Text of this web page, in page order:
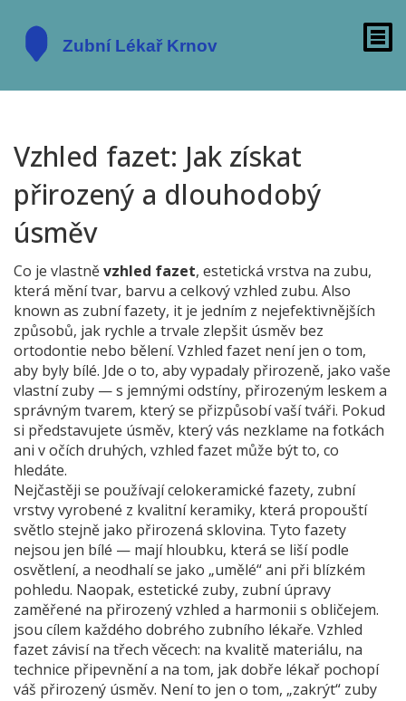
Vzhled fazet: Jak získat
přirozený a dlouhodobý
úsměv
Co je vlastněvzhled fazet, estetická vrstva na zubu,
která mění tvar, barvu a celkový vzhled zubu. Also
known as zubní fazety, it je jedním z nejefektivnějších
způsobů, jak rychle a trvale zlepšit úsměv bez
ortodontie nebo bělení. Vzhled fazet není jen o tom,
aby byly bílé. Jde o to, aby vypadaly přirozeně, jako vaše
vlastní zuby — s jemnými odstíny, přirozeným leskem a
správným tvarem, který se přizpůsobí vaší tváři. Pokud
si představujete úsměv, který vás nezklame na fotkách
ani v očích druhých, vzhled fazet může být to, co
hledáte.
Nejčastěji se používajícelokeramické fazety, zubní
vrstvy vyrobené z kvalitní keramiky, která propouští
světlo stejně jako přirozená sklovina. Tyto fazety
nejsou jen bílé — mají hloubku, která se liší podle
osvětlení, a neodhalí se jako „umělé“ ani při blízkém
pohledu. Naopak, estetické zuby, zubní úpravy
zaměřené na přirozený vzhled a harmonii s obličejem.
jsou cílem každého dobrého zubního lékaře. Vzhled
fazet závisí na třech věcech: na kvalitě materiálu, na
technice připevnění a na tom, jak dobře lékař pochopí
váš přirozený úsměv. Není to jen o tom, „zakrýt“ zuby